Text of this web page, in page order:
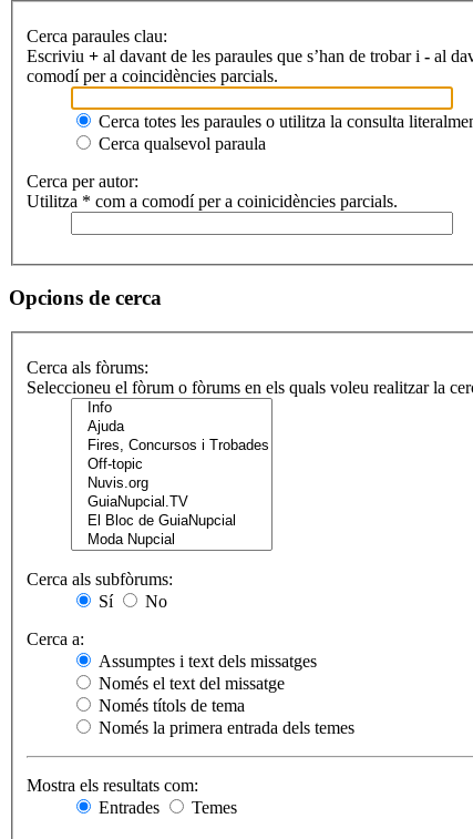
Cerca paraules clau:
Escriviu + al davant de les paraules que s’han de trobar i - al
comodí per a coincidències parcials.
Cerca totes les paraules o utilitza la consulta
Cerca qualsevol paraula
Cerca per autor:
Utilitza * com a comodí per a coinicidències parcials.
Opcions de cerca
Cerca als fòrums:
Seleccioneu el fòrum o fòrums en els quals voleu realitzar la
Cerca als subfòrums:
Sí
No
Cerca a:
Assumptes i text dels missatges
Només el text del missatge
Només títols de tema
Només la primera entrada dels temes
Mostra els resultats com:
Entrades
Temes